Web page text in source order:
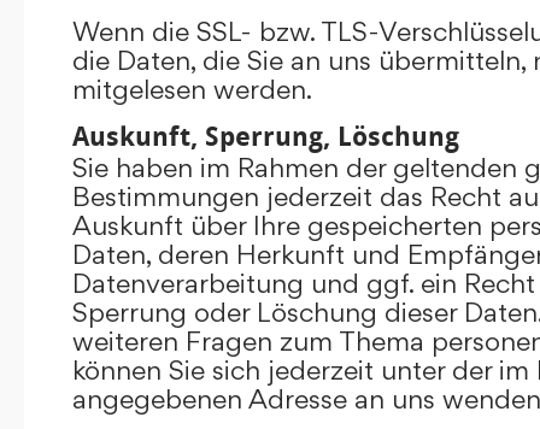
Wenn die SSL- bzw. TLS-
die Daten, die Sie an uns
mitgelesen werden.
Auskunft, Sperrung, Löschung
Sie haben im Rahmen der geltenden
Bestimmungen jederzeit das Recht
Auskunft über Ihre gespeicherten
Daten, deren Herkunft und
Datenverarbeitung und ggf. ein
Sperrung oder Löschung dieser
weiteren Fragen zum Thema
können Sie sich jederzeit unter der im
angegebenen Adresse an uns